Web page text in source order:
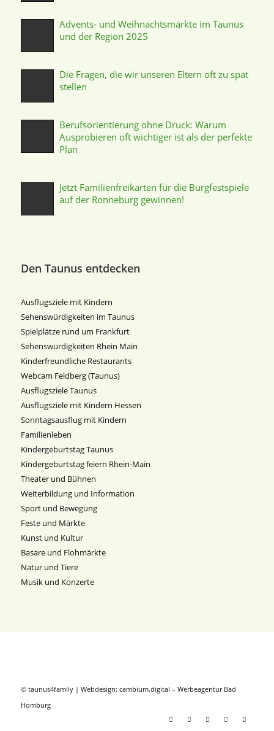
Advents- und Weihnachtsmärkte im Taunus
und der Region 2025
Die Fragen, die wir unseren Eltern oft zu spät
stellen
Berufsorientierung ohne Druck: Warum
Ausprobieren oft wichtiger ist als der perfekte
Plan
Jetzt Familienfreikarten für die Burgfestspiele
auf der Ronneburg gewinnen!
Den Taunus entdecken
Ausflugsziele mit Kindern
Sehenswürdigkeiten im Taunus
Spielplätze rund um Frankfurt
Sehenswürdigkeiten Rhein Main
Kinderfreundliche Restaurants
Webcam Feldberg (Taunus)
Ausflugsziele Taunus
Ausflugsziele mit Kindern Hessen
Sonntagsausflug mit Kindern
Familienleben
Kindergeburtstag Taunus
Kindergeburtstag feiern Rhein-Main
Theater und Bühnen
Weiterbildung und Information
Sport und Bewegung
Feste und Märkte
Kunst und Kultur
Basare und Flohmärkte
Natur und Tiere
Musik und Konzerte
© taunus4family | Webdesign: cambium.digital – Werbeagentur Bad
Homburg